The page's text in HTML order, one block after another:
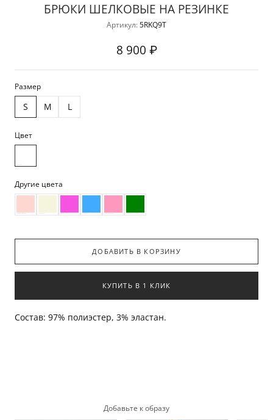
БРЮКИ ШЕЛКОВЫЕ НА РЕЗИНКЕ
Артикул:5RKQ9T
8 900 ₽
Размер
S M L
Цвет
Другие цвета
ДОБАВИТЬ В КОРЗИНУ
КУПИТЬ В 1 КЛИК
Состав: 97% полиэстер, 3% эластан.
Добавьте к образу